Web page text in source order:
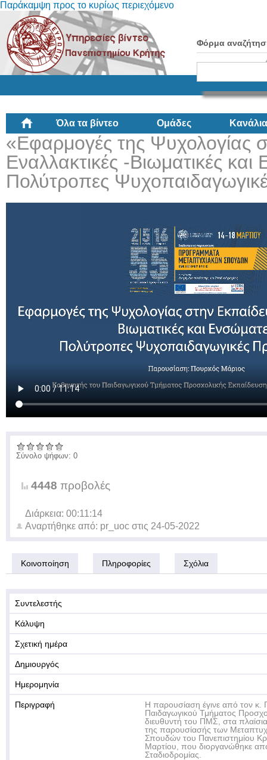
Παράκαμψη προς το κυρίως περιεχόμενο
Φόρμα
Όλα τα βίντεο Ομάδες Κανάλια
«Εφαρμογές της Ψυχολογίας
Εναλλακτικές -Βιωματικές
Πολύτροπες
Σύνολο ψήφων: 0
4448 προβολές
Διάρκεια: 00:11:14
Αναρτήθηκε από: pr_uoc στις 24-05-2022
Κοινοποίηση Πληροφορίες Σχόλια
Συντελεστής
Κάλυψη
Σχετική ημέρα
Δημιουργός
Ημερομηνία
Περιγραφή
Η παρουσίαση έγινε από τον
Παιδαγωγικού Τμήματος
διευθυντή του ΠΜΣ, στα
της παρουσίασής των
Σπουδών του Πανεπιστημίου
Μαρτίου, που διοργανώθηκε
Σταδιοδρομίας.